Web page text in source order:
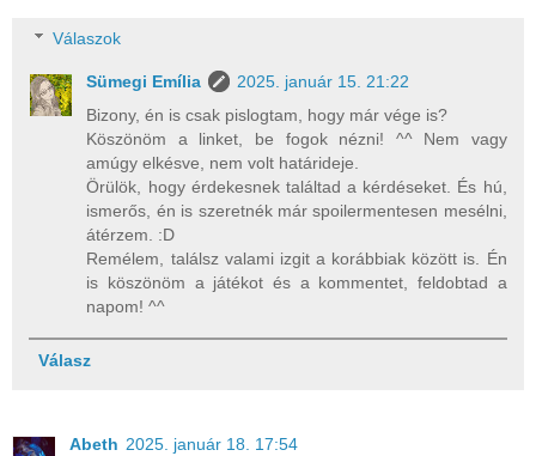
Válaszok
Sümegi Emília
2025. január 15. 21:22
Bizony, én is csak pislogtam, hogy már vége is?
Köszönöm a linket, be fogok nézni! ^^ Nem vagy
amúgy elkésve, nem volt határideje.
Örülök, hogy érdekesnek találtad a kérdéseket. És hú,
ismerős, én is szeretnék már spoilermentesen mesélni,
átérzem. :D
Remélem, találsz valami izgit a korábbiak között is. Én
is köszönöm a játékot és a kommentet, feldobtad a
napom! ^^
Válasz
Abeth 2025. január 18. 17:54